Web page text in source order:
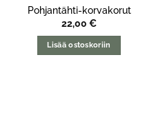
Pohjantähti-korvakorut
22,00 €
Lisää ostoskoriin